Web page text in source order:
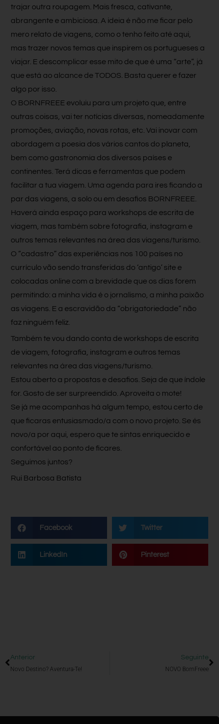
trajar outra roupagem. Mais fresca, cativante,
abrangente e ambiciosa. A ideia é não me ficar pelo
mero relato de viagens, como o tenho feito até aqui,
mas trazer novos temas que inspirem os portugueses a
viajar. E descomplicar esse mito de que é uma “arte”, já
que está ao alcance de TODOS. Basta querer e fazer
algo por isso.
O BORNFREEE evoluiu para um projeto que, entre
outras coisas, vai ter notícias diversas, nomeadamente
promoções, aviação, novas rotas, etc. Vai inovar com
abordagem a poesia dos vários cantos do planeta,
bem como gastronomia dos diversos países e
continentes. Terá dicas e ferramentas que podem
facilitar a tua viagem. Uma agenda para ires ficando a
par das viagens, a solo ou em desafios BORNFREEE.
Haverá ainda espaço para workshops de escrita de
viagem, mas também sobre fotografia, instagram e
outros temas relevantes na área das viagens/turismo.
O “cadastro” das experiências nos 100 países no
currículo vão sendo transferidas do ‘antigo’ site e
colocadas online com a brevidade que os dias forem
permitindo: a minha vida é o jornalismo, a minha paixão
as viagens. E a escravidão da “obrigatoriedade” não
faz ninguém feliz.
Também te vou dando conta de workshops de escrita
de viagem, fotografia, instagram e outros temas
relevantes na área das viagens/turismo.
Estou aberto a propostas e desafios. Seja de que índole
for. Gosto de ser surpreendido. Aproveita o mote!
Se já me acompanhas há algum tempo, estou certo de
que ficaras entusiasmado/a com o novo projeto. Se és
novo/a por aqui, espero que te sintas enriquecido e
confortável ao ponto de ficares.
Seguimos juntos?
Rui Barbosa Batista
Facebook Twitter
LinkedIn Pinterest
Anterior
Novo Destino? Aventura-Te!
Seguinte
NOVO BornFreee